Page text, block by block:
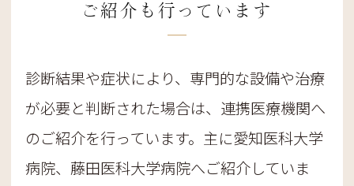
ご紹介も行っています
診断結果や症状により、専門的な設備や治療
が必要と判断された場合は、連携医療機関へ
のご紹介を行っています。主に愛知医科大学
病院、藤田医科大学病院へご紹介していま